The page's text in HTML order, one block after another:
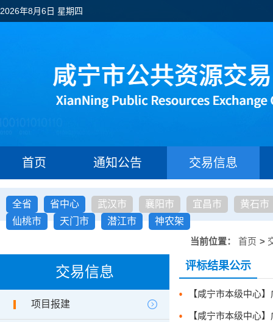
2026年8月6日 星期四
首页 通知公告 交易信息
全省 省中心 武汉市 襄阳市 宜昌市
黄石市
仙桃市
天门市 潜江市
神农架
当前位置： 首页 >
交易信息
项目报建
评标结果公示